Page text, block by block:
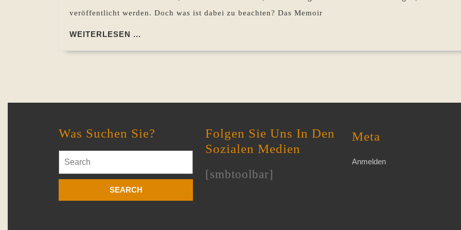
veröffentlicht werden. Doch was ist dabei zu beachten? Das Memoir
WEITERLESEN ...
Was Suchen Sie?
for:
Folgen Sie Uns In Den
Sozialen Medien
[smbtoolbar]
Meta
Anmelden